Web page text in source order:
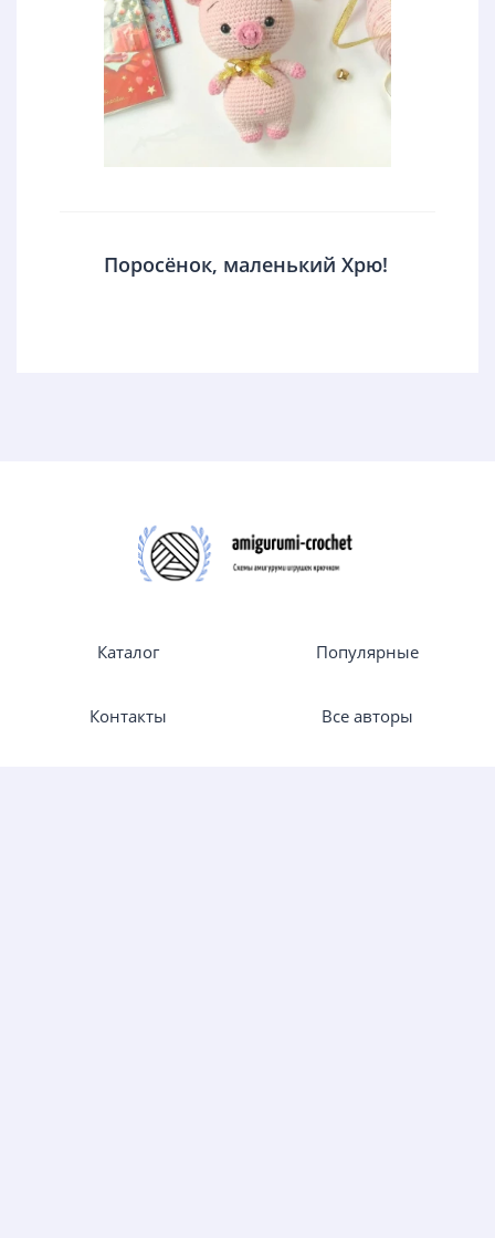
Поросёнок, маленький Хрю!
Каталог Популярные
Контакты Все авторы